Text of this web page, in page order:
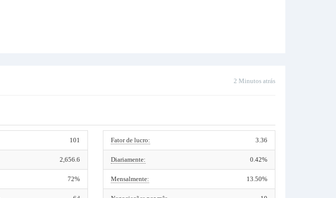
2 Minutos atrás
101
2,656.6
72%
Fator de lucro: 3.36
Diariamente: 0.42%
Mensalmente: 13.50%